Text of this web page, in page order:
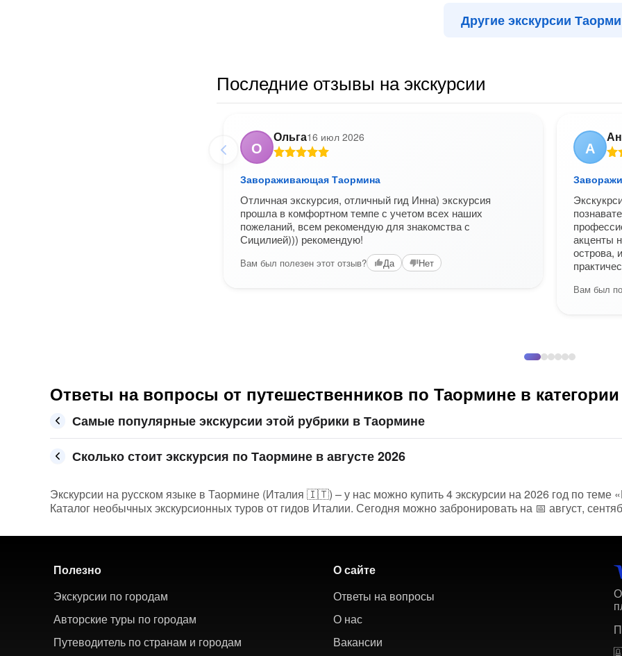
Другие экскурсии
Последние отзывы на экскурсии
О
Ольга16 июл 2026
Завораживающая Таормина
Отличная экскурсия, отличный гид Инна) экскурсия
прошла в комфортном темпе с учетом всех наших
пожеланий, всем рекомендую для знакомства с
Сицилией))) рекомендую!
Вам был полезен этот отзыв? Да Нет
А
акценты
острова,
Вам был
Ответы на вопросы от путешественников по Таормине в
Самые популярные экскурсии этой рубрики в Таормине
Сколько стоит экскурсия по Таормине в августе 2026
Экскурсии на русском языке в Таормине (Италия 🇮🇹) – у нас можно купить 4 экскурсии на 2026 год по теме
Каталог необычных экскурсионных туров от гидов Италии. Сегодня можно забронировать на 📅 август,
Полезно
Экскурсии по городам
Авторские туры по городам
Путеводитель по странам и городам
О сайте
Ответы на вопросы
О нас
Вакансии